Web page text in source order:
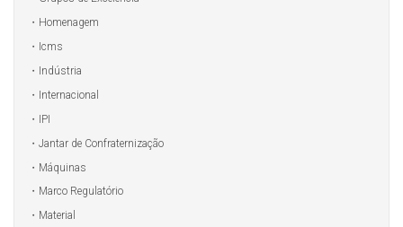
Homenagem
Icms
Indústria
Internacional
IPI
Jantar de Confraternização
Máquinas
Marco Regulatório
Material